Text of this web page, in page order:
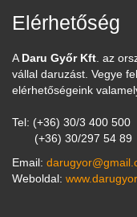
Elérhetőség
ADaru Győr Kft. az
vállal daruzást. Vegye
elérhetőségeink
Tel: (+36) 30/3 400 500
(+36) 30/297 54 89
Email:
Weboldal: